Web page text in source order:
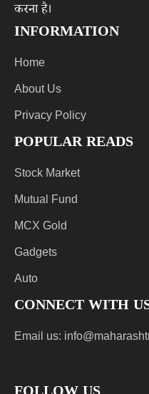
करना है।
INFORMATION
Home
About Us
Privacy Policy
POPULAR READS
Stock Market
Mutual Fund
MCX Gold
Gadgets
Auto
CONNECT WITH
Email us: